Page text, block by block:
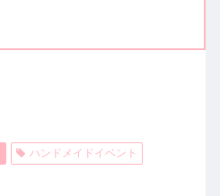
ハンドメイドイベント